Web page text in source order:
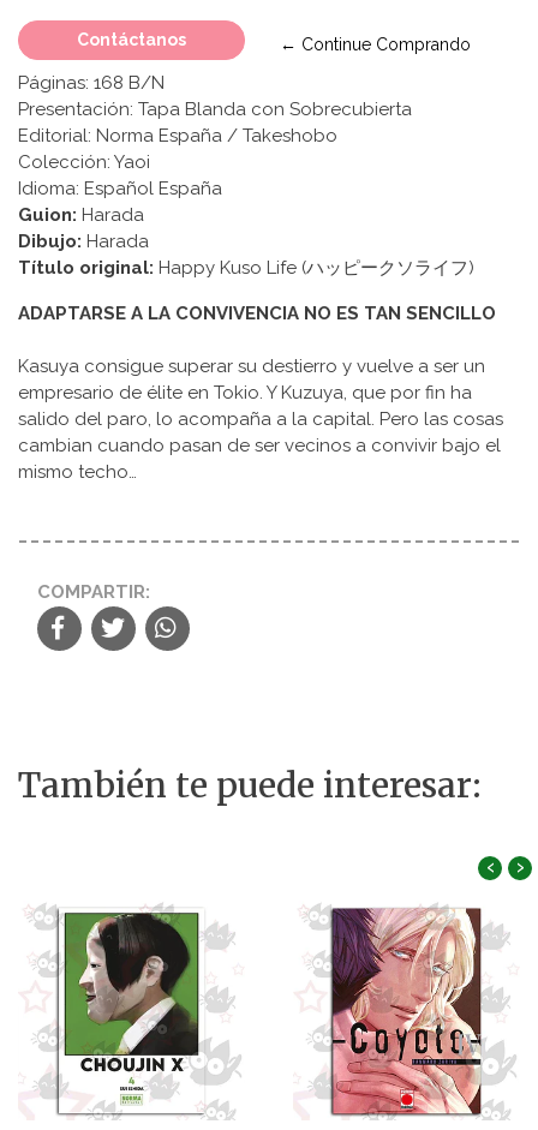
Contáctanos ← Continue Comprando
Páginas: 168 B/N
Presentación: Tapa Blanda con Sobrecubierta
Editorial: Norma España / Takeshobo
Colección: Yaoi
Idioma: Español España
Guion: Harada
Dibujo: Harada
Título original: Happy Kuso Life (ハッピークソライフ)
ADAPTARSE A LA CONVIVENCIA NO ES TAN SENCILLO
Kasuya consigue superar su destierro y vuelve a ser un
empresario de élite en Tokio. Y Kuzuya, que por fin ha
salido del paro, lo acompaña a la capital. Pero las cosas
cambian cuando pasan de ser vecinos a convivir bajo el
mismo techo…
COMPARTIR:
También te puede interesar:
‹ ›